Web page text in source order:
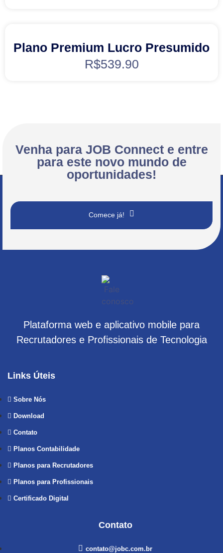
Plano Premium Lucro Presumido
R$539.90
Venha para JOB Connect e entre
para este novo mundo de
oportunidades!
Comece já!
Plataforma web e aplicativo mobile para
Recrutadores e Profissionais de Tecnologia
Links Úteis
Sobre Nós
Download
Contato
Planos Contabilidade
Planos para Recrutadores
Planos para Profissionais
Certificado Digital
Contato
contato@jobc.com.br